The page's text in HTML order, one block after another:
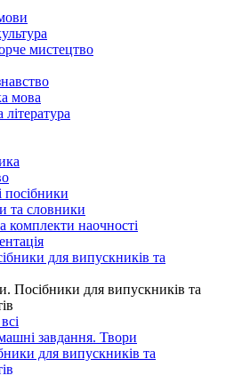
мистецтво
мова
література
посібники
та словники
комплекти наочності
для випускників та
Посібники для випускників та
завдання. Твори
для випускників та